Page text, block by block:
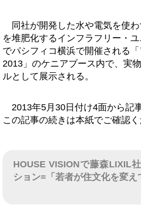
同社が開発した水や電気を使
を堆肥化するインフラフリー・
でパシフィコ横浜で開催される
2013」のケニアブース内で、実
ルとして展示される。
2013年5月30日付け4面から記
この記事の続きは本紙でご確認
HOUSE VISIONで藤森LIXIL
ション=「若者が住文化を変え